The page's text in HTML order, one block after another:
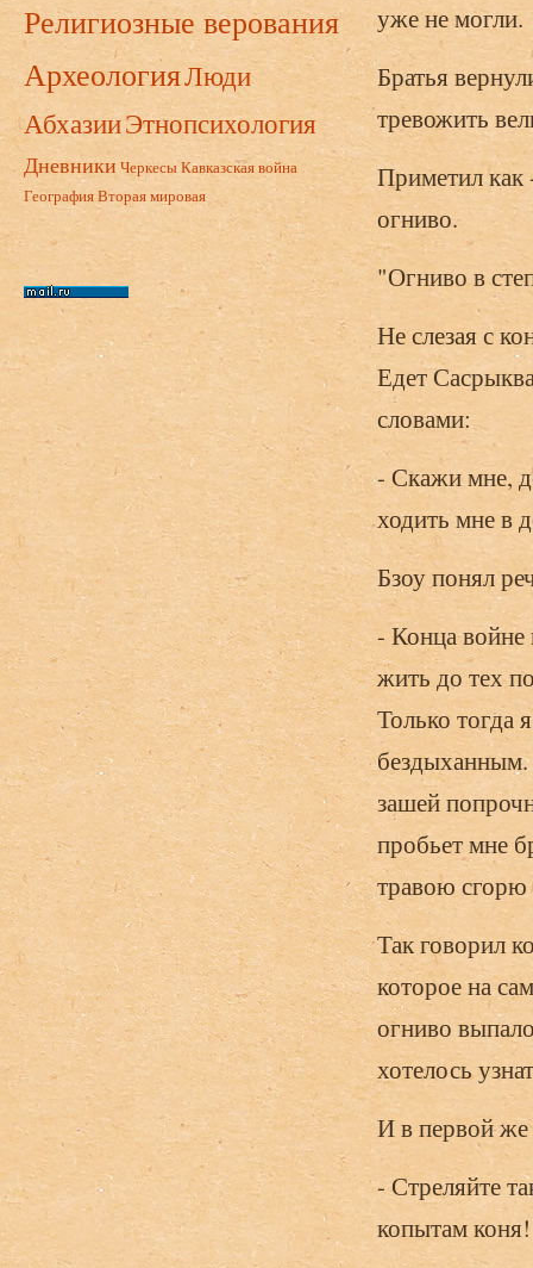
Религиозные верования
АрхеологияЛюди
АбхазииЭтнопсихология
Дневники ЧеркесыКавказская война
ГеографияВторая мировая
уже не могли.
Братья
тревожить
Приметил как
огниво.
"Огниво в
Не слезая с
Едет
словами:
- Скажи мне,
ходить мне в
Бзоу понял
- Конца
жить до тех
Только тогда
зашей
пробьет мне
травою сгорю
Так говорил
которое на
огниво
хотелось
И в первой же
- Стреляйте
копытам коня!